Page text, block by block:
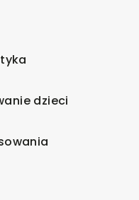
dzieci